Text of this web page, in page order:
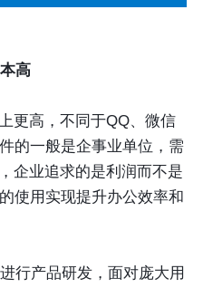
高
更高，不同于QQ、微信
的一般是企事业单位，需
企业追求的是利润而不是
使用实现提升办公效率和
行产品研发，面对庞大用